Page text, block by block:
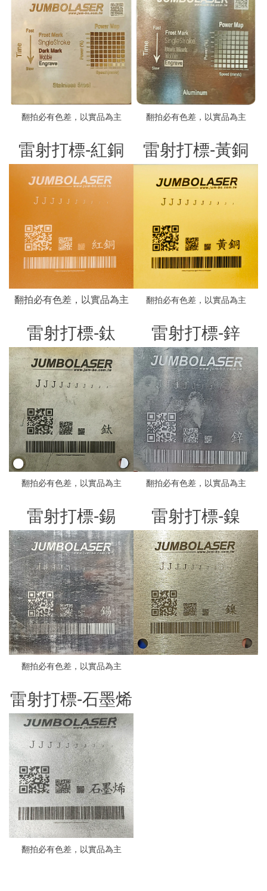
翻拍必有色差，以實品為主 翻拍必有色差，以實品為主
雷射打標-紅銅 雷射打標-黃銅
翻拍必有色差，以實品為主 翻拍必有色差，以實品為主
雷射打標-鈦 雷射打標-鋅
翻拍必有色差，以實品為主 翻拍必有色差，以實品為主
雷射打標-錫 雷射打標-鎳
翻拍必有色差，以實品為主
雷射打標-石墨烯
翻拍必有色差，以實品為主